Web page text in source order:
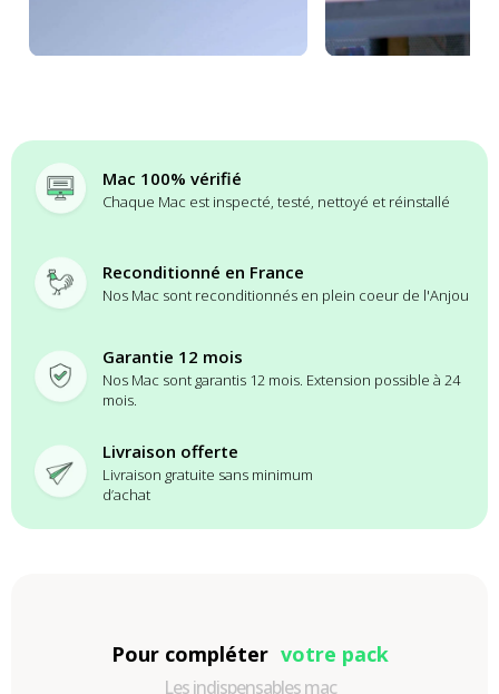
Mac 100% vérifié
Chaque Mac est inspecté, testé, nettoyé et réinstallé
Reconditionné en France
Nos Mac sont reconditionnés en plein coeur de l'Anjou
Garantie 12 mois
Nos Mac sont garantis 12 mois. Extension possible à 24
mois.
Livraison offerte
Livraison gratuite sans minimum
d’achat
Pour compléter votre pack
Les indispensables mac